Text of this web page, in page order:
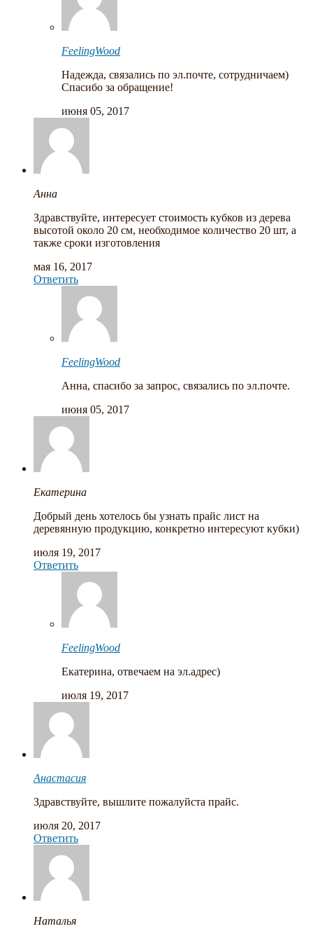
FeelingWood
Надежда, связались по эл.почте, сотрудничаем)
Спасибо за обращение!
июня 05, 2017
Анна
Здравствуйте, интересует стоимость кубков из дерева
высотой около 20 см, необходимое количество 20 шт, а
также сроки изготовления
мая 16, 2017
Ответить
FeelingWood
Анна, спасибо за запрос, связались по эл.почте.
июня 05, 2017
Екатерина
Добрый день хотелось бы узнать прайс лист на
деревянную продукцию, конкретно интересуют кубки)
июля 19, 2017
Ответить
FeelingWood
Екатерина, отвечаем на эл.адрес)
июля 19, 2017
Анастасия
Здравствуйте, вышлите пожалуйста прайс.
июля 20, 2017
Ответить
Наталья